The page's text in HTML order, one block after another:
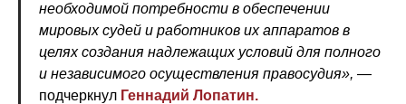
необходимой потребности в обеспечении
мировых судей и работников их аппаратов в
целях создания надлежащих условий для полного
и независимого осуществления правосудия», —
подчеркнул Геннадий Лопатин.